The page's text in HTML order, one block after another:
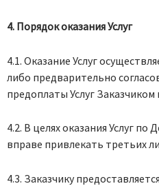
4. Порядок оказания Услуг
4.1. Оказание Услуг
либо предварительно
предоплаты Услуг
4.2. В целях оказания Услуг по
вправе привлекать третьих
4.3. Заказчику